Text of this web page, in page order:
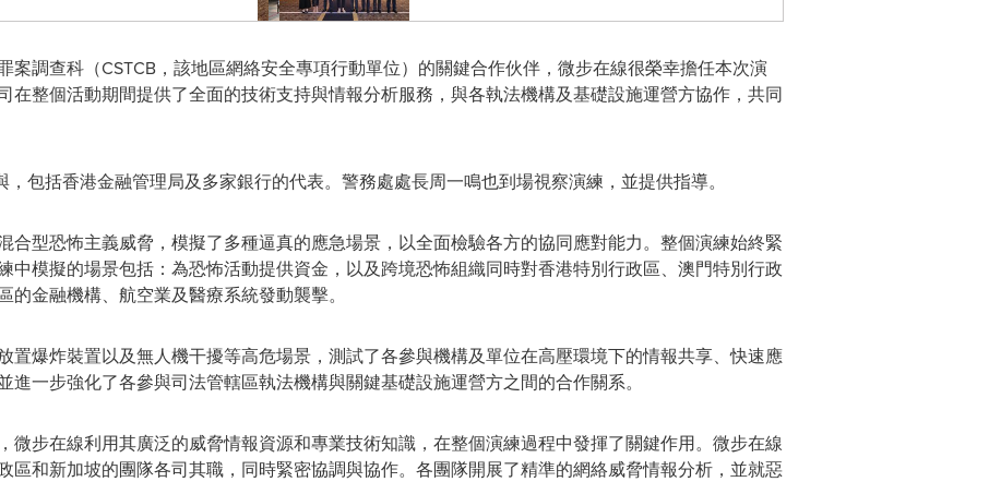
案調查科（CSTCB，該地區網絡安全專項行動單位）的關鍵合作伙伴， 微步在線很榮幸擔任本次演
在整個活動期間提供了全面的技術支持與情報分析服務，與各執法機構及基礎設施運營方協作，共同
包括香港金融管理局及多家銀行的代表。警務處處長周一鳴也到場視察演練，並提供指導。
合型恐怖主義威脅，模擬了多種逼真的應急場景，以全面檢驗各方的協同應對能力。整個演練始終緊
中模擬的場景包括：為恐怖活動提供資金，以及跨境恐怖組織同時對香港特別行政區、澳門特別行政
的金融機構、航空業及醫療系統發動襲擊。
置爆炸裝置以及無人機干擾等高危場景，測試了各參與機構及單位在高壓環境下的情報共享、快速應
進一步強化了各參與司法管轄區執法機構與關鍵基礎設施運營方之間的合作關系。
微步在線利用其廣泛的威脅情報資源和專業技術知識，在整個演練過程中發揮了關鍵作用。 微步在線
區和新加坡的團隊各司其職，同時緊密協調與協作。各團隊開展了精準的網絡威脅情報分析，並就惡